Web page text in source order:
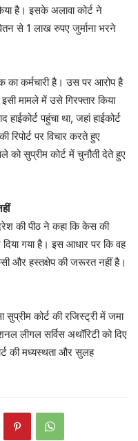
है। इसके अलावा कोर्ट ने
से 1 लाख रुपए जुर्माना भरने
कर्मचारी है। उस पर आरोप है
मामले में उसे गिरफ्तार किया
पहुंचा था, जहां हाईकोर्ट
रिपोर्ट पर विचार करते हुए
सुप्रीम कोर्ट में चुनौती देते हुए
की पीठ ने कहा कि केस की
दिया गया है। इस आधार पर कि वह
और हस्तक्षेप की जरूरत नहीं है।
सुप्रीम कोर्ट की रजिस्ट्री में जमा
लीगल सर्विस अथॉरिटी को दिए
की मध्यस्थता और सुलह